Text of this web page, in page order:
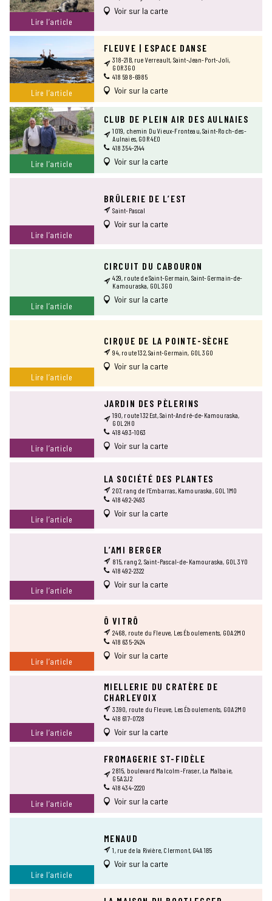
Lire l’article
Voir sur la carte
Lire l’article
FLEUVE | ESPACE DANSE
318-21B, rue Verreault, Saint-Jean-Port-Joli,
G0R 3G0
418 598-6985
Voir sur la carte
Lire l’article
CLUB DE PLEIN AIR DES AULNAIES
1019, chemin Du Vieux-Fronteau, Saint-Roch-des-
Aulnaies, G0R 4E0
418 354-2144
Voir sur la carte
Lire l’article
BRÛLERIE DE L’EST
Saint-Pascal
Voir sur la carte
Lire l’article
CIRCUIT DU CABOURON
429, route de Saint-Germain, Saint-Germain-de-
Kamouraska, G0L 3G0
Voir sur la carte
Lire l’article
CIRQUE DE LA POINTE-SÈCHE
94, route 132, Saint-Germain, G0L 3G0
Voir sur la carte
Lire l’article
JARDIN DES PÈLERINS
190, route 132 Est, Saint-André-de-Kamouraska,
G0L 2H0
418 493-1063
Voir sur la carte
Lire l’article
LA SOCIÉTÉ DES PLANTES
207, rang de l’Embarras, Kamouraska, G0L 1M0
418 492-2493
Voir sur la carte
Lire l’article
L’AMI BERGER
815, rang 2, Saint-Pascal-de-Kamouraska, G0L 3Y0
418 492-2322
Voir sur la carte
Lire l’article
Ô VITRÔ
2468, route du Fleuve, Les Éboulements, G0A 2M0
418 635-2424
Voir sur la carte
Lire l’article
MIELLERIE DU CRATÈRE DE
CHARLEVOIX
3390, route du Fleuve, Les Éboulements, G0A 2M0
418 617-0728
Voir sur la carte
Lire l’article
FROMAGERIE ST-FIDÈLE
2815, boulevard Malcolm-Fraser, La Malbaie,
G5A 2J2
418 434-2220
Voir sur la carte
Lire l’article
MENAUD
1, rue de la Rivière, Clermont, G4A 1B5
Voir sur la carte